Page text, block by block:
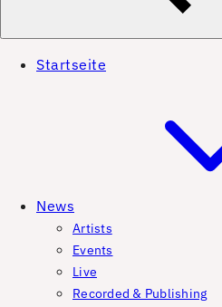
Startseite
News
Artists
Events
Live
Recorded & Publishing